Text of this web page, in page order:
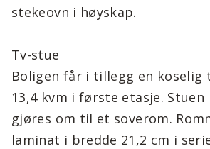
stekeovn i høyskap.
Tv-stue
Boligen får i tillegg en koselig
13,4 kvm i første etasje. Stuen
gjøres om til et soverom.
laminat i bredde 21,2 cm i